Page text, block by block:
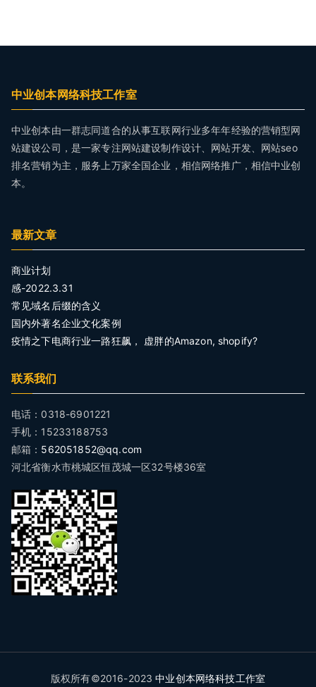
中业创本网络科技工作室
中业创本由一群志同道合的从事互联网行业多年年经验的营销型网
站建设公司，是一家专注网站建设制作设计、网站开发、网站seo
排名营销为主，服务上万家全国企业，相信网络推广，相信中业创
本。
最新文章
商业计划
感-2022.3.31
常见域名后缀的含义
国内外著名企业文化案例
疫情之下电商行业一路狂飙， 虚胖的Amazon, shopify?
联系我们
电话：0318-6901221
手机：15233188753
邮箱： 562051852@qq.com
河北省衡水市桃城区恒茂城一区32号楼36室
版权所有©2016-2023中业创本网络科技工作室